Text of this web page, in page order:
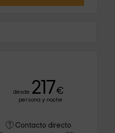
desde 217€
persona y noche
Contacto directo